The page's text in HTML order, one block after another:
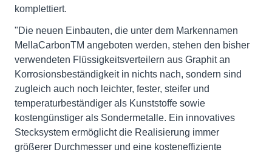
komplettiert.
"Die neuen Einbauten, die unter dem Markennamen
MellaCarbonTM angeboten werden, stehen den bisher
verwendeten Flüssigkeitsverteilern aus Graphit an
Korrosionsbeständigkeit in nichts nach, sondern sind
zugleich auch noch leichter, fester, steifer und
temperaturbeständiger als Kunststoffe sowie
kostengünstiger als Sondermetalle. Ein innovatives
Stecksystem ermöglicht die Realisierung immer
größerer Durchmesser und eine kosteneffiziente